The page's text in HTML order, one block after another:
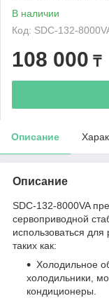
В наличии
Код: SDC-132-
108 000 ₸
Описание
Описание
SDC-132-8000VA
сервоприводной
использоваться
таких как:
Холодильное
холодильники,
кондиционеры.